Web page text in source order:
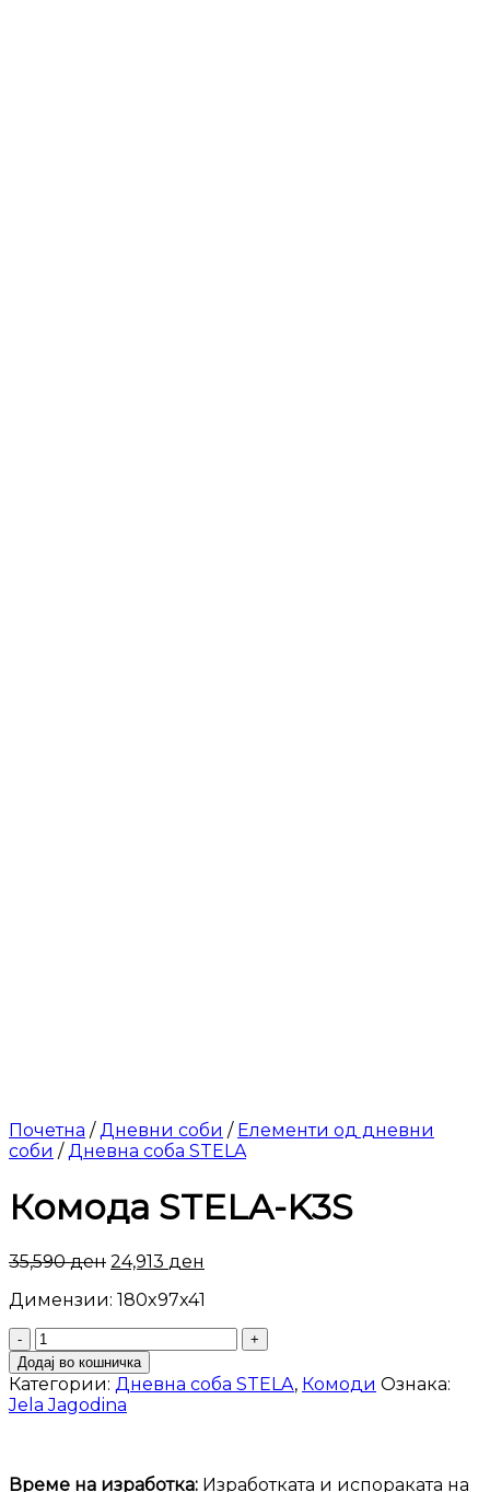
Почетна / Дневни соби / Елементи од дневни
соби / Дневна соба STELA
Комода STELA-K3S
35,590ден 24,913 ден
Димензии: 180x97x41
Комода
STELA-
K3S
количина
Додај во кошничка
Категории: Дневна соба STELA, Комоди Ознака:
Jela Jagodina
Време на изработка: Изработката и испораката на